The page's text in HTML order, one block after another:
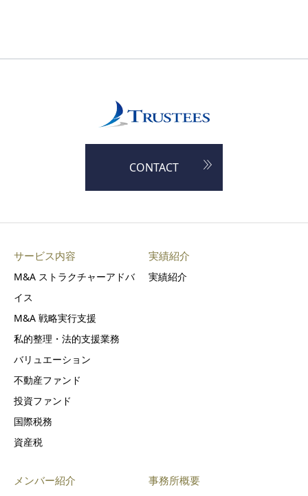
CONTACT
サービス内容
M&A ストラクチャーアドバ
イス
M&A 戦略実行支援
私的整理・法的支援業務
バリュエーション
不動産ファンド
投資ファンド
国際税務
資産税
実績紹介
実績紹介
メンバー紹介 事務所概要